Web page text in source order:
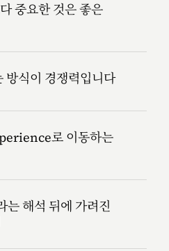
중요한 것은 좋은
방식이 경쟁력입니다
로 이동하는
는 해석 뒤에 가려진